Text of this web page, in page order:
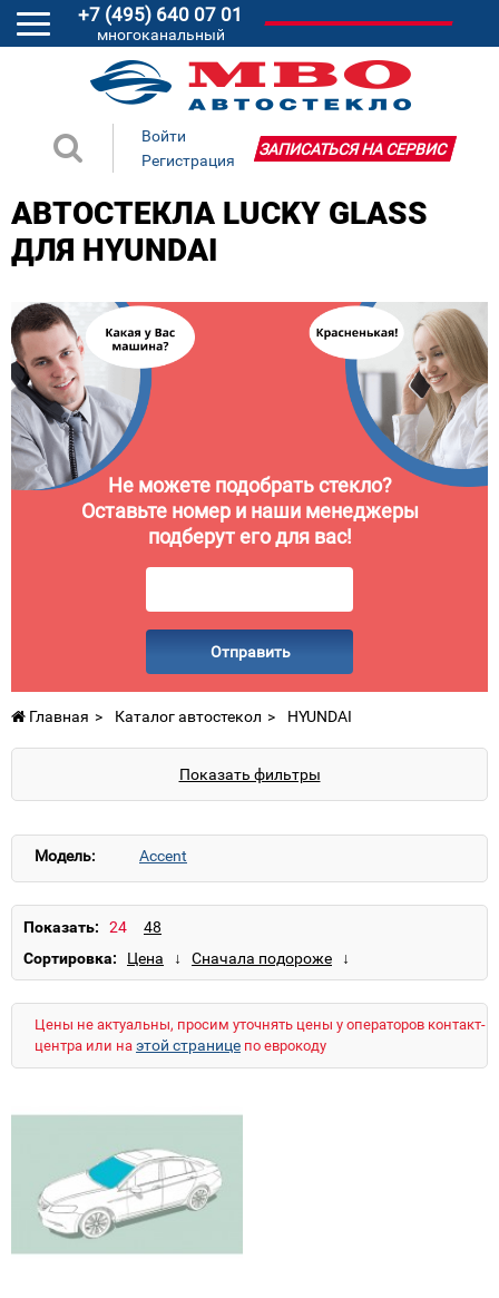
+7 (495) 640 07 01
многоканальный
Войти
Регистрация
ЗАПИСАТЬСЯ НА СЕРВИС
АВТОСТЕКЛА LUCKY GLASS
ДЛЯ HYUNDAI
Не можете подобрать стекло?
Оставьте номер и наши менеджеры
подберут его для вас!
Отправить
Главная Каталог автостекол HYUNDAI
Показать фильтры
Модель: Accent
Показать:
Сортировка:
Цены не актуальны, просим уточнять цены у операторов контакт-
центра или на этой странице по еврокоду